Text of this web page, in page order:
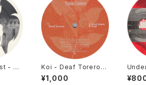
- Bu
A
/
Koi - Deaf Torero
[Styrax Leaves / 20
08]
¥1,000
Oh